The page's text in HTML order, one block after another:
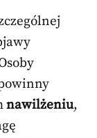
nawilżeniu,